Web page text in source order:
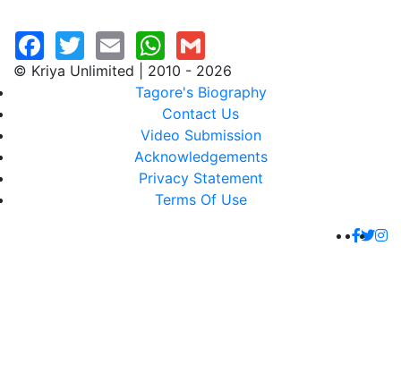
© Kriya Unlimited | 2010 - 2026
Tagore's Biography
Contact Us
Video Submission
Acknowledgements
Privacy Statement
Terms Of Use